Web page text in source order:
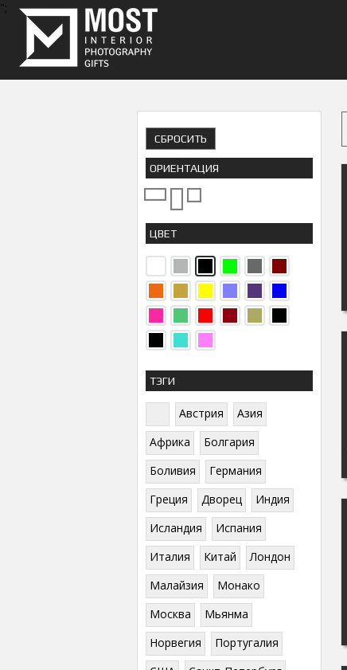
";
СБРОСИТЬ
ОРИЕНТАЦИЯ
ЦВЕТ
ТЭГИ
Австрия
Азия
Африка
Болгария
Боливия
Германия
Греция
Дворец
Индия
Исландия
Испания
Италия
Китай
Лондон
Малайзия
Монако
Москва
Мьянма
Норвегия
Португалия